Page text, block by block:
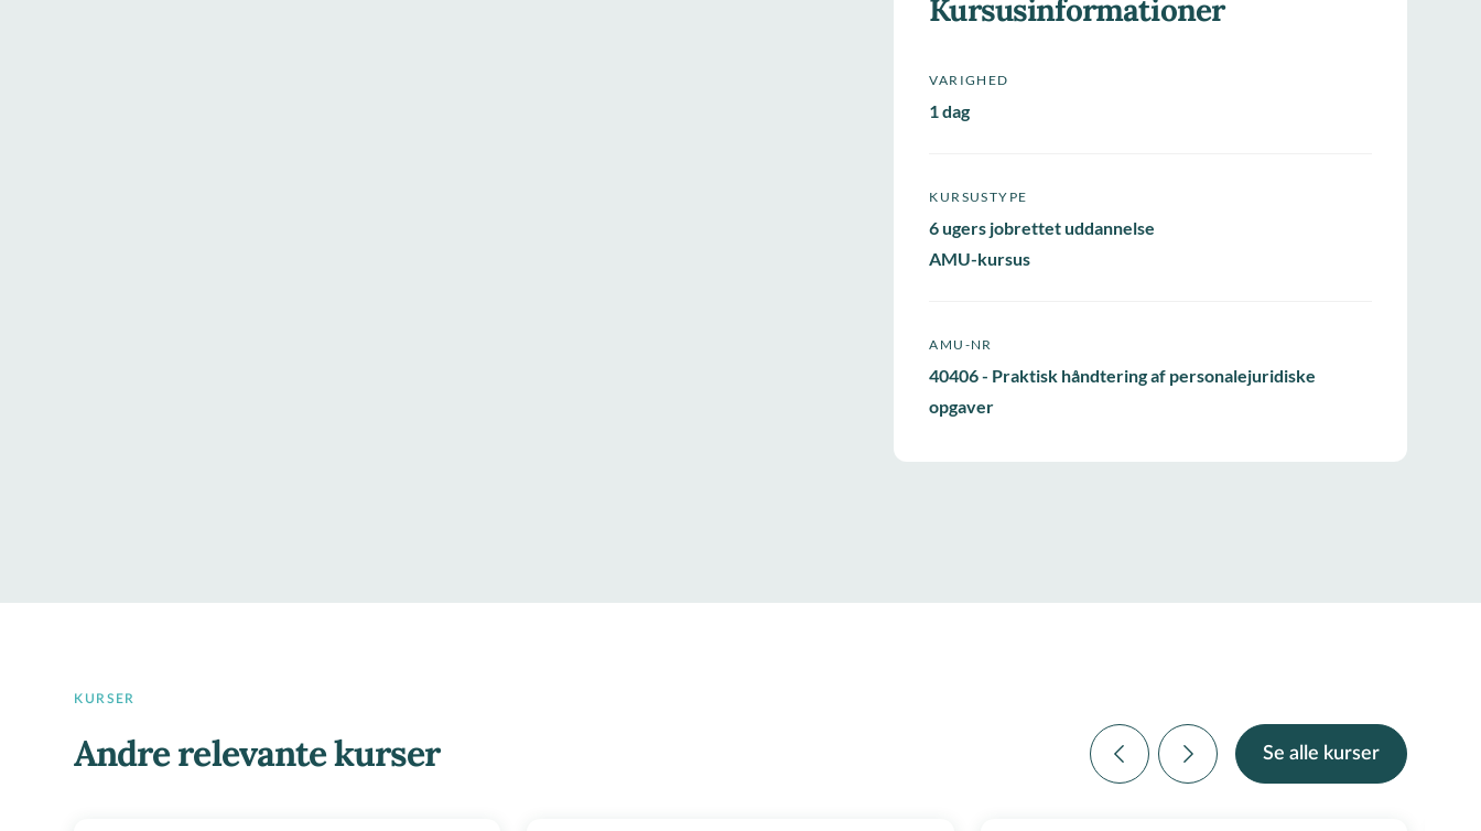
Kursusinformationer
VARIGHED
1 dag
KURSUSTYPE
6 ugers jobrettet uddannelse
AMU-kursus
AMU-NR
40406 - Praktisk håndtering af personalejuridiske
opgaver
KURSER
Andre relevante kurser Se alle kurser